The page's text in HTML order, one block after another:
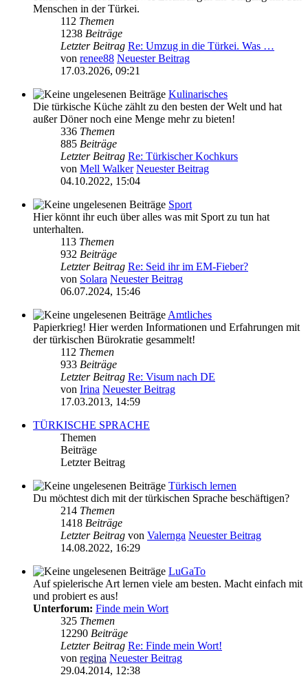
Menschen in der Türkei.
112 Themen
1238 Beiträge
Letzter Beitrag Re: Umzug in die Türkei. Was …
von renee88 Neuester Beitrag
17.03.2026, 09:21
Kulinarisches
Die türkische Küche zählt zu den besten der Welt und hat
außer Döner noch eine Menge mehr zu bieten!
336 Themen
885 Beiträge
Letzter Beitrag Re: Türkischer Kochkurs
von Mell Walker Neuester Beitrag
04.10.2022, 15:04
Sport
Hier könnt ihr euch über alles was mit Sport zu tun hat
unterhalten.
113 Themen
932 Beiträge
Letzter Beitrag Re: Seid ihr im EM-Fieber?
von Solara Neuester Beitrag
06.07.2024, 15:46
Amtliches
Papierkrieg! Hier werden Informationen und Erfahrungen mit
der türkischen Bürokratie gesammelt!
112 Themen
933 Beiträge
Letzter Beitrag Re: Visum nach DE
von Irina Neuester Beitrag
17.03.2013, 14:59
TÜRKISCHE SPRACHE
Themen
Beiträge
Letzter Beitrag
Türkisch lernen
Du möchtest dich mit der türkischen Sprache beschäftigen?
214 Themen
1418 Beiträge
Letzter Beitrag von Valernga Neuester Beitrag
14.08.2022, 16:29
LuGaTo
Auf spielerische Art lernen viele am besten. Macht einfach mit
und probiert es aus!
Unterforum: Finde mein Wort
325 Themen
12290 Beiträge
Letzter Beitrag Re: Finde mein Wort!
von regina Neuester Beitrag
29.04.2014, 12:38